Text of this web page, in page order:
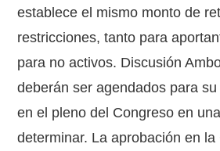
establece el mismo monto de
restricciones, tanto para
para no activos. Discusión
deberán ser agendados para
en el pleno del Congreso en
determinar. La aprobación en